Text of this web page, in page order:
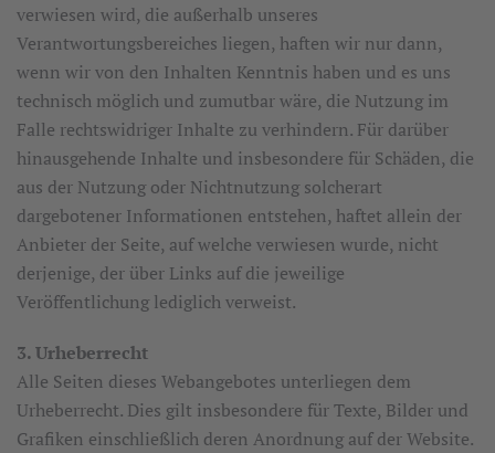
verwiesen wird, die außerhalb unseres
Verantwortungsbereiches liegen, haften wir nur dann,
wenn wir von den Inhalten Kenntnis haben und es uns
technisch möglich und zumutbar wäre, die Nutzung im
Falle rechtswidriger Inhalte zu verhindern. Für darüber
hinausgehende Inhalte und insbesondere für Schäden, die
aus der Nutzung oder Nichtnutzung solcherart
dargebotener Informationen entstehen, haftet allein der
Anbieter der Seite, auf welche verwiesen wurde, nicht
derjenige, der über Links auf die jeweilige
Veröffentlichung lediglich verweist.
3. Urheberrecht
Alle Seiten dieses Webangebotes unterliegen dem
Urheberrecht. Dies gilt insbesondere für Texte, Bilder und
Grafiken einschließlich deren Anordnung auf der Website.